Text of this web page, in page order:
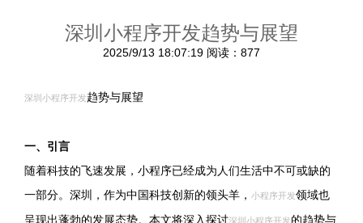
深圳小程序开发趋势与展望
2025/9/13 18:07:19 阅读：877
深圳小程序开发趋势与展望
一、引言
随着科技的飞速发展，小程序已经成为人们生活中不可或缺的
一部分。深圳，作为中国科技创新的领头羊， 小程序开发领域也
呈现出蓬勃的发展态势。本文将深入探讨深圳小程序开发的趋势与